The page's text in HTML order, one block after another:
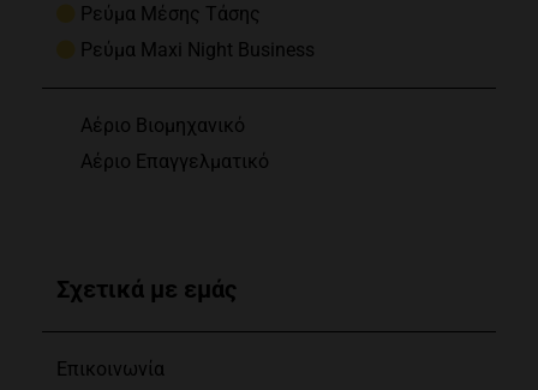
Ρεύμα Μέσης Τάσης
Ρεύμα Maxi Night Business
Αέριο Βιομηχανικό
Αέριο Επαγγελματικό
Σχετικά με εμάς
Επικοινωνία